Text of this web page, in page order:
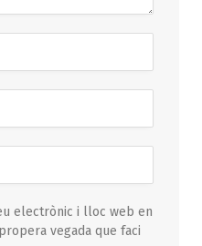
electrònic i lloc web en
vegada que faci